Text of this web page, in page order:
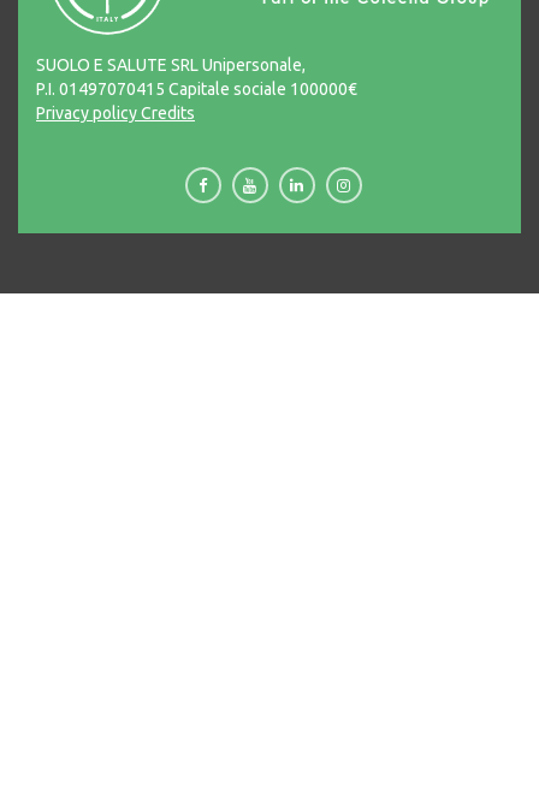
SUOLO E SALUTE SRL Unipersonale,
P.I. 01497070415 Capitale sociale 100000€
Privacy policyCredits